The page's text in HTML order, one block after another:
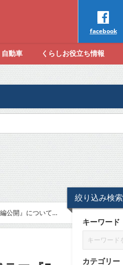
facebook
動車 くらしお役立ち情報
公開』について
絞り込み検索
キーワード
カテゴリー